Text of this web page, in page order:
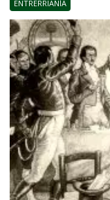
ENTRERRIANÍA